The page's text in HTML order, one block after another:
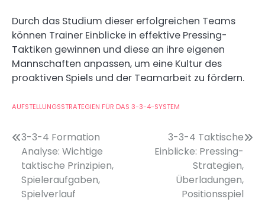
Durch das Studium dieser erfolgreichen Teams
können Trainer Einblicke in effektive Pressing-
Taktiken gewinnen und diese an ihre eigenen
Mannschaften anpassen, um eine Kultur des
proaktiven Spiels und der Teamarbeit zu fördern.
AUFSTELLUNGSSTRATEGIEN FÜR DAS 3-3-4-SYSTEM
Post
navigation
3-3-4 Formation
Analyse: Wichtige
taktische Prinzipien,
Spieleraufgaben,
Spielverlauf
3-3-4 Taktische
Einblicke: Pressing-
Strategien,
Überladungen,
Positionsspiel